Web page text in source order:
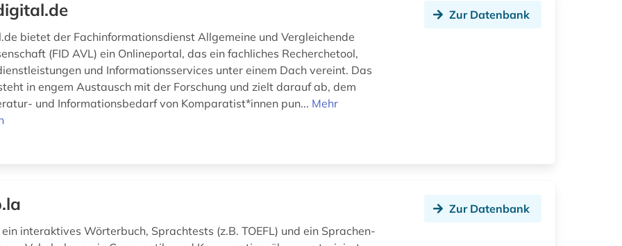
bietet der Fachinformationsdienst Allgemeine und Vergleichende
(FID AVL) ein Onlineportal, das ein fachliches Recherchetool,
und Informationsservices unter einem Dach vereint. Das
in engem Austausch mit der Forschung und zielt darauf ab, dem
und Informationsbedarf von Komparatist*innen pun... Mehr
Zur Datenbank
interaktives Wörterbuch, Sprachtests (z.B. TOEFL) und ein Sprachen-
Zur Datenbank